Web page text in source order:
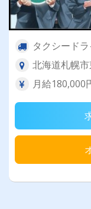
タクシード
北海道札幌
月給180,000